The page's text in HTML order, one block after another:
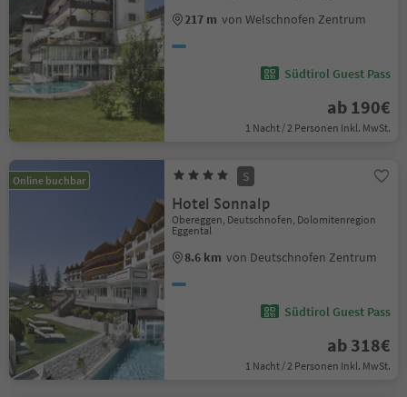
217 m von Welschnofen Zentrum
Südtirol Guest Pass
ab 190€
1 Nacht / 2 Personen Inkl. MwSt.
Online buchbar S
Hotel Sonnalp
Obereggen, Deutschnofen, Dolomitenregion
Eggental
8.6 km von Deutschnofen Zentrum
Südtirol Guest Pass
ab 318€
1 Nacht / 2 Personen Inkl. MwSt.